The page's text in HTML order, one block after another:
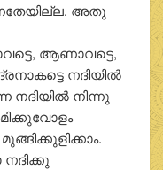
അതു
ആണാവട്ടെ,
നദിയില്‍
നദിയില്‍ നിന്നു